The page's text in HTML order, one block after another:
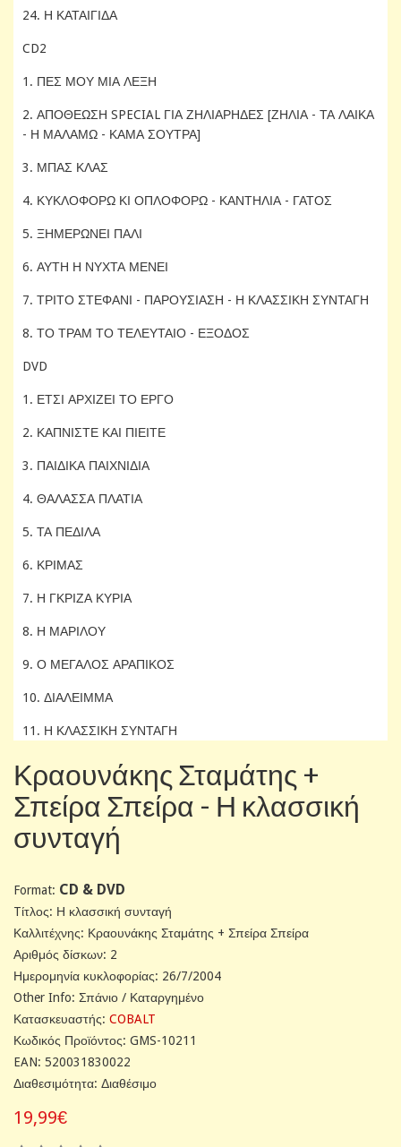
24. Η ΚΑΤΑΙΓΙΔΑ
CD2
1. ΠΕΣ ΜΟΥ ΜΙΑ ΛΕΞΗ
2. ΑΠΟΘΕΩΣΗ SPECIAL ΓΙΑ ΖΗΛΙΑΡΗΔΕΣ [ΖΗΛΙΑ - ΤΑ ΛΑΙΚΑ
- Η ΜΑΛΑΜΩ - ΚΑΜΑ ΣΟΥΤΡΑ]
3. ΜΠΑΣ ΚΛΑΣ
4. ΚΥΚΛΟΦΟΡΩ ΚΙ ΟΠΛΟΦΟΡΩ - ΚΑΝΤΗΛΙΑ - ΓΑΤΟΣ
5. ΞΗΜΕΡΩΝΕΙ ΠΑΛΙ
6. ΑΥΤΗ Η ΝΥΧΤΑ ΜΕΝΕΙ
7. ΤΡΙΤΟ ΣΤΕΦΑΝΙ - ΠΑΡΟΥΣΙΑΣΗ - Η ΚΛΑΣΣΙΚΗ ΣΥΝΤΑΓΗ
8. ΤΟ ΤΡΑΜ ΤΟ ΤΕΛΕΥΤΑΙΟ - ΕΞΟΔΟΣ
DVD
1. ΕΤΣΙ ΑΡΧΙΖΕΙ ΤΟ ΕΡΓΟ
2. ΚΑΠΝΙΣΤΕ ΚΑΙ ΠΙΕΙΤΕ
3. ΠΑΙΔΙΚΑ ΠΑΙΧΝΙΔΙΑ
4. ΘΑΛΑΣΣΑ ΠΛΑΤΙΑ
5. ΤΑ ΠΕΔΙΛΑ
6. ΚΡΙΜΑΣ
7. Η ΓΚΡΙΖΑ ΚΥΡΙΑ
8. Η ΜΑΡΙΛΟΥ
9. Ο ΜΕΓΑΛΟΣ ΑΡΑΠΙΚΟΣ
10. ΔΙΑΛΕΙΜΜΑ
11. Η ΚΛΑΣΣΙΚΗ ΣΥΝΤΑΓΗ
Κραουνάκης Σταμάτης +
Σπείρα Σπείρα - Η κλασσική
συνταγή
Format: CD & DVD
Tίτλος: Η κλασσική συνταγή
Καλλιτέχνης: Κραουνάκης Σταμάτης + Σπείρα Σπείρα
Αριθμός δίσκων: 2
Ημερομηνία κυκλοφορίας: 26/7/2004
Other Info: Σπάνιο / Καταργημένο
Κατασκευαστής: COBALT
Κωδικός Προϊόντος: GMS-10211
EAN: 520031830022
Διαθεσιμότητα: Διαθέσιμο
19,99€